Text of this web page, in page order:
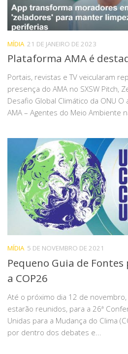
MÍDIA 21 DE JANEIRO DE 2023
Plataforma AMA é
Portais, revistas e TV veicularam
presença do AMA no SXSW Pitch,
Desafio Global Climático da ONU
AMA – Agentes do Meio Ambiente
MÍDIA 5 DE NOVEMBRO DE 2021
Pequeno Guia de
a COP26
Até o próximo dia 12 de
estarão reunidos, para a 26ª
Unidas para a Mudança do Clima
por dentro dos debates e...